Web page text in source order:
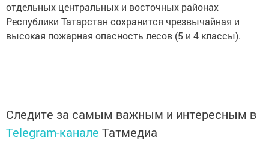
отдельных центральных и восточных районах
Республики Татарстан сохранится чрезвычайная и
высокая пожарная опасность лесов (5 и 4 классы).
Следите за самым важным и интересным в
Telegram-канале Татмедиа